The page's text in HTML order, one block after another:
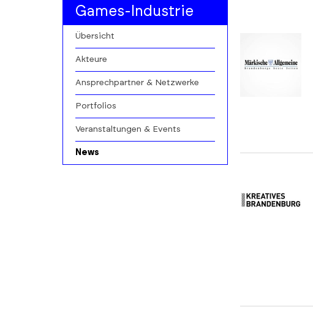
filters
results
Games-Industrie
Übersicht
Akteure
Ansprechpartner & Netzwerke
Portfolios
Veranstaltungen & Events
News